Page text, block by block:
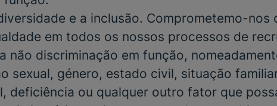
e a inclusão. Comprometemo-nos
em todos os nossos processos de
não discriminação em função,
sexual, género, estado civil, situação
deficiência ou qualquer outro fator que